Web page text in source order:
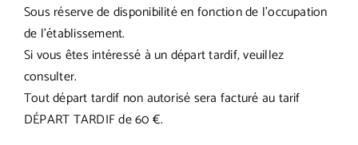
Sous réserve de disponibilité en fonction de l’occupation
de l’établissement.
Si vous êtes intéressé à un départ tardif, veuillez
consulter.
Tout départ tardif non autorisé sera facturé au tarif
DÉPART TARDIF de 60 €.